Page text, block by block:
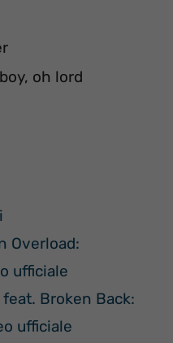
oh lord
Overload:
ufficiale
Broken Back:
ufficiale